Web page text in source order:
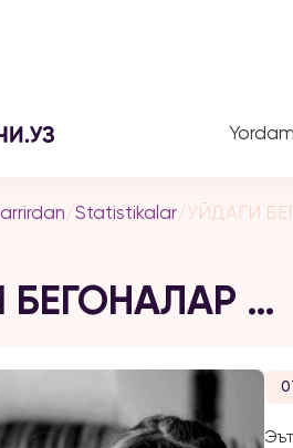
/Statistikalar/УЙДАГИ
БЕГОНАЛАР …